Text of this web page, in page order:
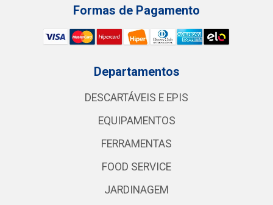
Formas de Pagamento
Departamentos
DESCARTÁVEIS E EPIS
EQUIPAMENTOS
FERRAMENTAS
FOOD SERVICE
JARDINAGEM